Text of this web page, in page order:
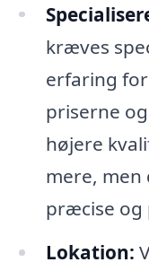
kræves
erfaring
priserne
højere
mere, men
præcise og
Lokation: